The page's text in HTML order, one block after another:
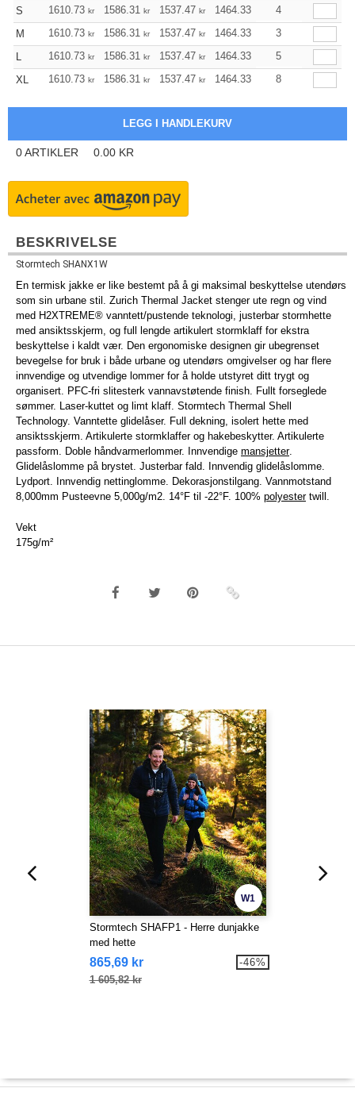
S 1610.73 kr 1586.31 kr 1537.47 kr 1464.33 1391.07
4
M
1610.73 kr 1586.31 kr 1537.47 kr 1464.33 1391.07
3
L
1610.73 kr 1586.31 kr 1537.47 kr 1464.33 1391.07
5
XL
1610.73 kr 1586.31 kr 1537.47 kr 1464.33 1391.07
8
0ARTIKLER 0.00 KR
BESKRIVELSE
Stormtech SHANX1W
En termisk jakke er like bestemt på å gi maksimal beskyttelse utendørs
som sin urbane stil. Zurich Thermal Jacket stenger ute regn og vind
med H2XTREME® vanntett/pustende teknologi, justerbar stormhette
med ansiktsskjerm, og full lengde artikulert stormklaff for ekstra
beskyttelse i kaldt vær. Den ergonomiske designen gir ubegrenset
bevegelse for bruk i både urbane og utendørs omgivelser og har flere
innvendige og utvendige lommer for å holde utstyret ditt trygt og
organisert. PFC-fri slitesterk vannavstøtende finish. Fullt forseglede
sømmer. Laser-kuttet og limt klaff. Stormtech Thermal Shell
Technology. Vanntette glidelåser. Full dekning, isolert hette med
ansiktsskjerm. Artikulerte stormklaffer og hakebeskytter. Artikulerte
passform. Doble håndvarmerlommer. Innvendige mansjetter.
Glidelåslomme på brystet. Justerbar fald. Innvendig glidelåslomme.
Lydport. Innvendig nettinglomme. Dekorasjonstilgang. Vannmotstand
8,000mm Pusteevne 5,000g/m2. 14°F til -22°F. 100% polyestertwill.
Vekt
175g/m²
W1
Stormtech SHAFP1 - Herre dunjakke
med hette
865,69 kr
1 605,82 kr
-46%